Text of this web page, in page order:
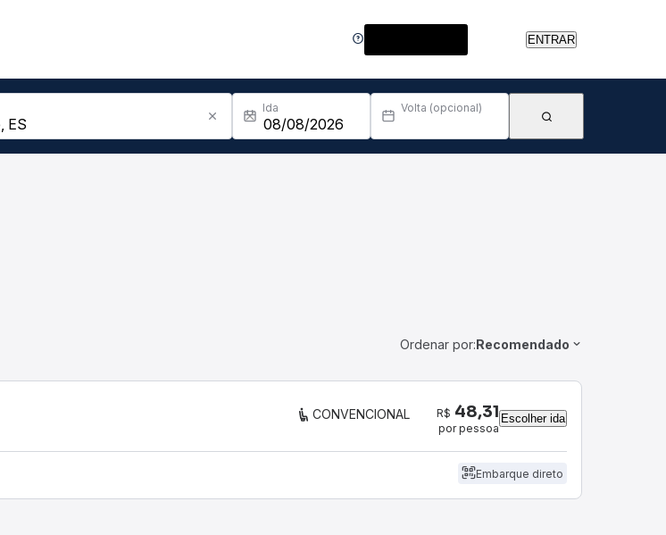
ENTRAR
Ida Volta (opcional)
Ordenar por:Recomendado
CONVENCIONAL R$ 48,31
por pessoa
Escolher ida
Embarque direto